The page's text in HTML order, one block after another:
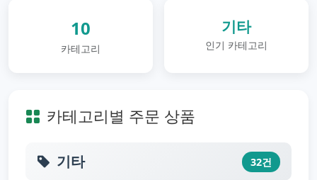
10
카테고리
기타
인기 카테고리
카테고리별 주문 상품
기타 32건